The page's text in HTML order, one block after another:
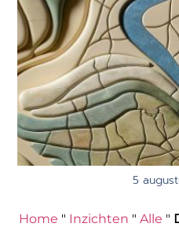
5
Home " Inzichten " Alle "